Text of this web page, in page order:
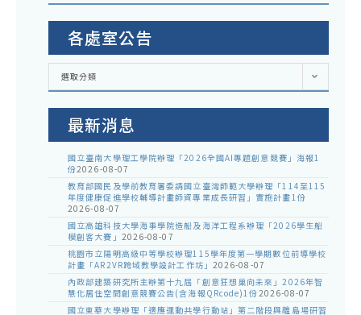
各處室公告
各
室
選取分類
最新消息
國立臺南大學理工學院辦理「2026全國AI專題創意競賽」海報1
份2026-08-07
教育部國民及學前教育署委請國立臺灣師範大學辦理「114至115
年度健康促進學校輔導計畫師資專業成長研習」實施計畫1份
2026-08-07
國立高雄科技大學海事學院造船及海洋工程系辦理「2026學生船
模創客大賽」 2026-08-07
桃園市立陽明高級中等學校辦理115學年度第一學期數位前導學校
計畫「AR2VR跨域教學設計工作坊」 2026-08-07
內政部建築研究所主辦第十九屆「創意狂想巢向未來」2026年智
慧化居住空間創意競賽公告(含海報QRcode)1份2026-08-07
國立東華大學辦理「適應運動共學行動站」第二階段與離島場研習